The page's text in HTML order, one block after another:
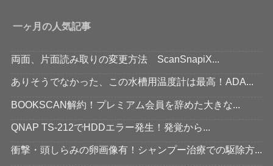
一ヶ月の人気記事
両面、片面読み取りの変更方法 ScanSnapiX...
ありそうでなかった、この水槽用温度計は最高！ADA...
BOOKSCAN解約！プレミアム会員を辞めた大きな...
QNAP TS-212でHDDエラー発生！発覚から...
衝撃・頭しらみの卵画像有！シャンプー治療での駆除方...